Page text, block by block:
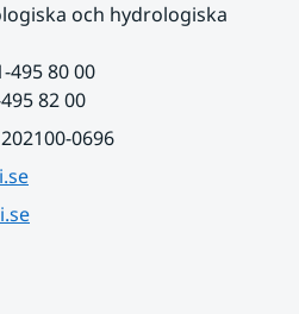
och hydrologiska
495 80 00
82 00
0696